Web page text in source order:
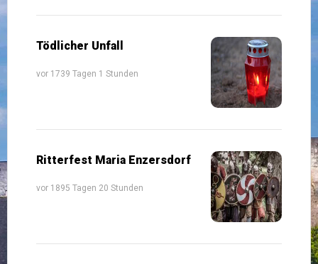
Tödlicher Unfall
vor 1739 Tagen 1 Stunden
Ritterfest Maria Enzersdorf
vor 1895 Tagen 20 Stunden